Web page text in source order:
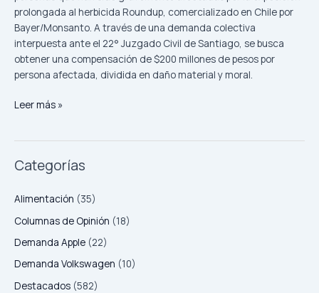
Categorías
Alimentación (35)
Columnas de Opinión (18)
Demanda Apple (22)
Demanda Volkswagen (10)
Destacados (582)
prolongada al herbicida Roundup, comercializado en Chile por
Bayer/Monsanto. A través de una demanda colectiva
interpuesta ante el 22° Juzgado Civil de Santiago, se busca
obtener una compensación de $200 millones de pesos por
persona afectada, dividida en daño material y moral.
Leer más »